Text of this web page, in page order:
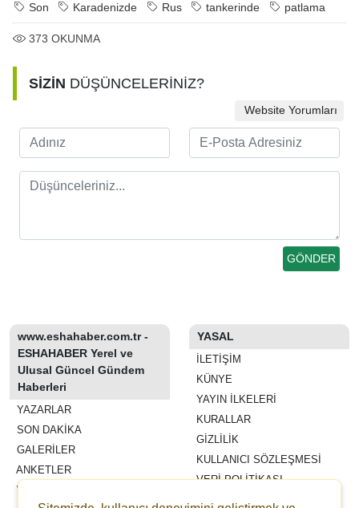
Son Karadenizde Rus tankerinde patlama
373 OKUNMA
SİZİN DÜŞÜNCELERİNİZ?
Website Yorumları
www.eshahaber.com.tr -
ESHAHABER Yerel ve
Ulusal Güncel Gündem
Haberleri
YAZARLAR
SON DAKİKA
GALERİLER
ANKETLER
WİKİ
YASAL
İLETIŞIM
KÜNYE
YAYIN İLKELERI
KURALLAR
GIZLILIK
KULLANICI SÖZLEŞMESI
VERI POLITIKASI